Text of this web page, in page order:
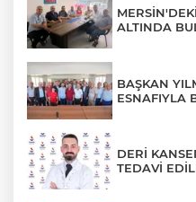
ALTINDA
BAŞKAN
ESNAFIYLA
DERİ
TEDAVİ